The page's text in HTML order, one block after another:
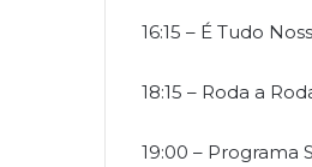
16:15 – É Tudo
18:15 – Roda a
19:00 – Programa